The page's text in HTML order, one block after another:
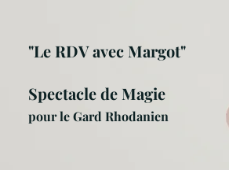
"Le RDV avec Margot"
Spectacle de Magie
pour le Gard Rhodanien